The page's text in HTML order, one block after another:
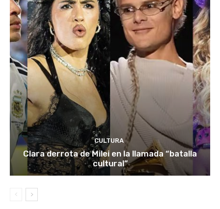
CULTURA
Clara derrota de Milei en la llamada “batalla
cultural”